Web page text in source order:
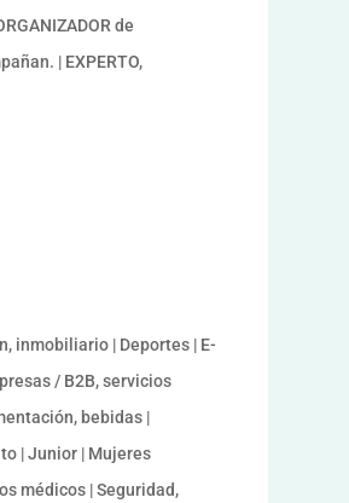
de
| EXPERTO,
inmobiliario | Deportes | E-
/ B2B, servicios
bebidas |
| Junior | Mujeres
médicos | Seguridad,